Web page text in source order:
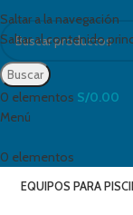
Saltar a la navegación
Saltar al contenido
Buscar
0 elementos S/0.00
Menú
0 elementos
EQUIPOS PARA